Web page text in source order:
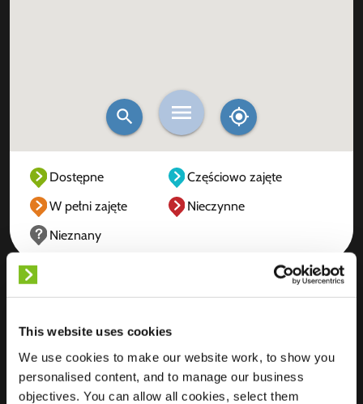
This website uses cookies
We use cookies to make our website work, to show you
personalised content, and to manage our business
objectives. You can allow all cookies, select them
Dostępne
Częściowo zajęte
W pełni zajęte
Nieczynne
Nieznany
Gemeenteplein 1
3020 Huldenberg
Belgia